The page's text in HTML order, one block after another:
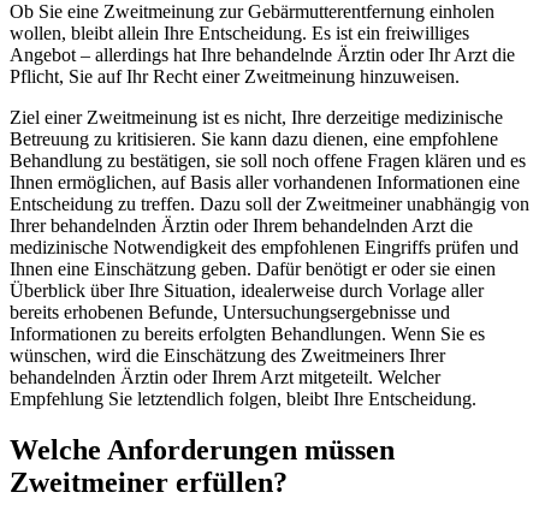
Ob Sie eine Zweitmeinung zur Gebärmutterentfernung einholen
wollen, bleibt allein Ihre Entscheidung. Es ist ein freiwilliges
Angebot – allerdings hat Ihre behandelnde Ärztin oder Ihr Arzt die
Pflicht, Sie auf Ihr Recht einer Zweitmeinung hinzuweisen.
Ziel einer Zweitmeinung ist es nicht, Ihre derzeitige medizinische
Betreuung zu kritisieren. Sie kann dazu dienen, eine empfohlene
Behandlung zu bestätigen, sie soll noch offene Fragen klären und es
Ihnen ermöglichen, auf Basis aller vorhandenen Informationen eine
Entscheidung zu treffen. Dazu soll der Zweitmeiner unabhängig von
Ihrer behandelnden Ärztin oder Ihrem behandelnden Arzt die
medizinische Notwendigkeit des empfohlenen Eingriffs prüfen und
Ihnen eine Einschätzung geben. Dafür benötigt er oder sie einen
Überblick über Ihre Situation, idealerweise durch Vorlage aller
bereits erhobenen Befunde, Untersuchungsergebnisse und
Informationen zu bereits erfolgten Behandlungen. Wenn Sie es
wünschen, wird die Einschätzung des Zweitmeiners Ihrer
behandelnden Ärztin oder Ihrem Arzt mitgeteilt. Welcher
Empfehlung Sie letztendlich folgen, bleibt Ihre Entscheidung.
Welche Anforderungen müssen
Zweitmeiner erfüllen?